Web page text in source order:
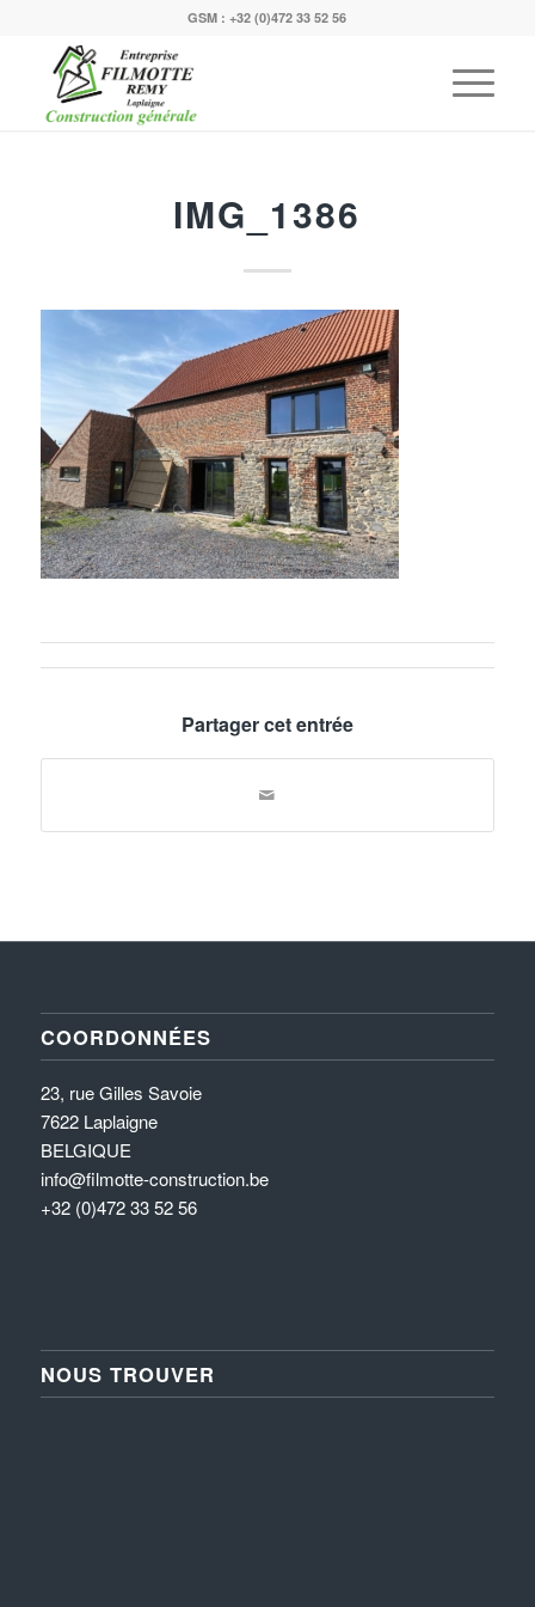
GSM :+32 (0)472 33 52 56
IMG_1386
Partager cet entrée
COORDONNÉES
23, rue Gilles Savoie
7622 Laplaigne
BELGIQUE
info@filmotte-construction.be
+32 (0)472 33 52 56
NOUS TROUVER